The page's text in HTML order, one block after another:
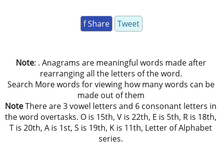
f Share Tweet
Note: . Anagrams are meaningful words made after
rearranging all the letters of the word.
Search More words for viewing how many words can be
made out of them
NoteThere are 3 vowel letters and 6 consonant letters in
the word overtasks. O is 15th, V is 22th, E is 5th, R is 18th,
T is 20th, A is 1st, S is 19th, K is 11th, Letter of Alphabet
series.